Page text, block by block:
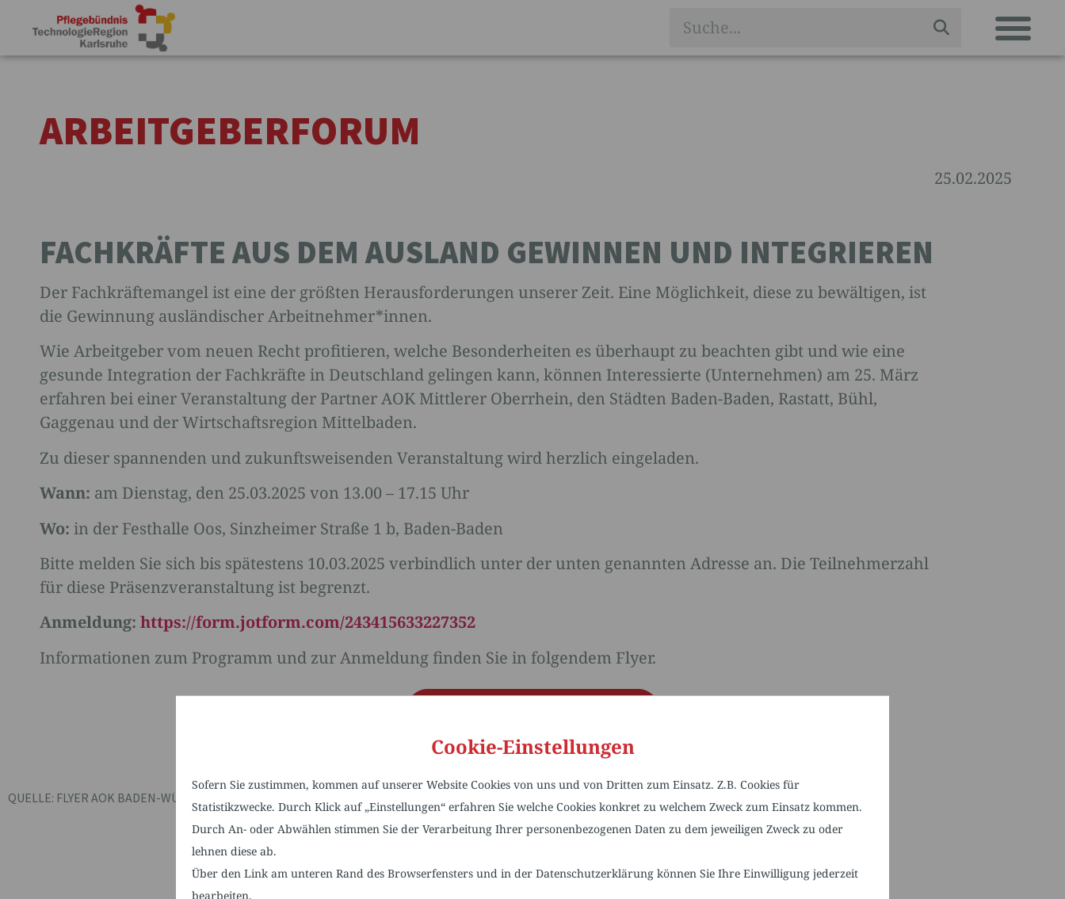
Cookie-Einstellungen
Sofern Sie zustimmen, kommen auf unserer Website Cookies von uns und von Dritten zum Einsatz. Z.B. Cookies für
Statistikzwecke. Durch Klick auf „Einstellungen“ erfahren Sie welche Cookies konkret zu welchem Zweck zum Einsatz kommen.
Durch An- oder Abwählen stimmen Sie der Verarbeitung Ihrer personenbezogenen Daten zu dem jeweiligen Zweck zu oder
lehnen diese ab.
Über den Link am unteren Rand des Browserfensters und in der Datenschutzerklärung können Sie Ihre Einwilligung jederzeit
bearbeiten.
ARBEITGEBERFORUM
25.02.2025
FACHKRÄFTE AUS DEM AUSLAND GEWINNEN UND INTEGRIEREN
Der Fachkräftemangel ist eine der größten Herausforderungen unserer Zeit. Eine Möglichkeit, diese zu bewältigen, ist
die Gewinnung ausländischer Arbeitnehmer*innen.
Wie Arbeitgeber vom neuen Recht profitieren, welche Besonderheiten es überhaupt zu beachten gibt und wie eine
gesunde Integration der Fachkräfte in Deutschland gelingen kann, können Interessierte (Unternehmen) am 25. März
erfahren bei einer Veranstaltung der Partner AOK Mittlerer Oberrhein, den Städten Baden-Baden, Rastatt, Bühl,
Gaggenau und der Wirtschaftsregion Mittelbaden.
Zu dieser spannenden und zukunftsweisenden Veranstaltung wird herzlich eingeladen.
Wann: am Dienstag, den 25.03.2025 von 13.00 – 17.15 Uhr
Wo: in der Festhalle Oos, Sinzheimer Straße 1 b, Baden-Baden
Bitte melden Sie sich bis spätestens 10.03.2025 verbindlich unter der unten genannten Adresse an. Die Teilnehmerzahl
für diese Präsenzveranstaltung ist begrenzt.
Anmeldung: https://form.jotform.com/243415633227352
Informationen zum Programm und zur Anmeldung finden Sie in folgendem Flyer.
QUELLE: FLYER AOK BADEN-WÜRTTEMBERG, DIE GESUNDHEITSKASSE MITTLERER OBERRHEIN.